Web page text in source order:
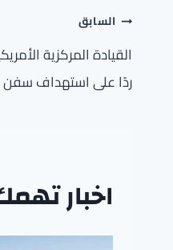
تصفّح
المقالات
السابق
القيادة المركزية
ردًا على استهداف سفن
اخبار